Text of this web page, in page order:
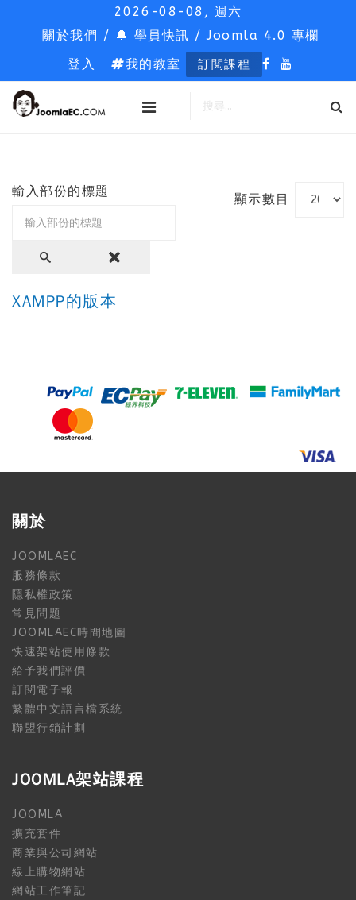
2026-08-08, 週六
關於我們 / 🔔 學員快訊 /Joomla 4.0 專欄
登入
我的教室 訂閱課程
輸入部份的標題
顯示數目
XAMPP的版本
關於
JOOMLAEC
服務條款
隱私權政策
常見問題
JOOMLAEC時間地圖
快速架站使用條款
給予我們評價
訂閱電子報
繁體中文語言檔系統
聯盟行銷計劃
JOOMLA架站課程
JOOMLA
擴充套件
商業與公司網站
線上購物網站
網站工作筆記